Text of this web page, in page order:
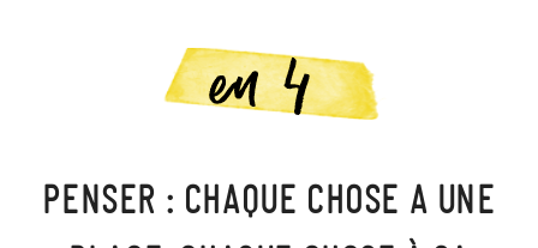
PENSER : CHAQUE CHOSE A UNE